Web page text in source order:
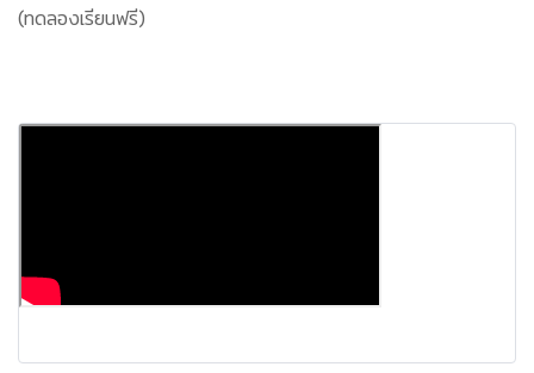
(ทดลองเรียนฟรี)